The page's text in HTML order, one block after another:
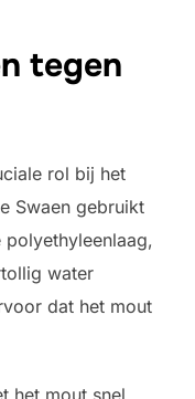
tegen
rol bij het
Swaen gebruikt
polyethyleenlaag,
water
dat het mout
het mout snel